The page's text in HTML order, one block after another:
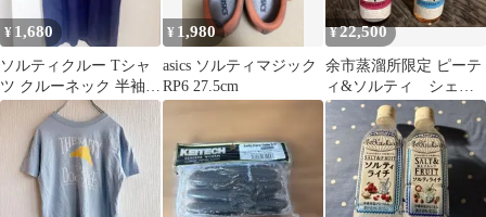
¥ 1,680
ソルティクルー Tシャ
ツ クルーネック 半袖
プリント L 紺 綿 サー
¥ 1,980
asics ソルティマジック
RP6 27.5cm
¥22,500
余市蒸溜所限定 ピーテ
ィ&ソルティ シェリ
ー＆スイート 500ml 2
本セット